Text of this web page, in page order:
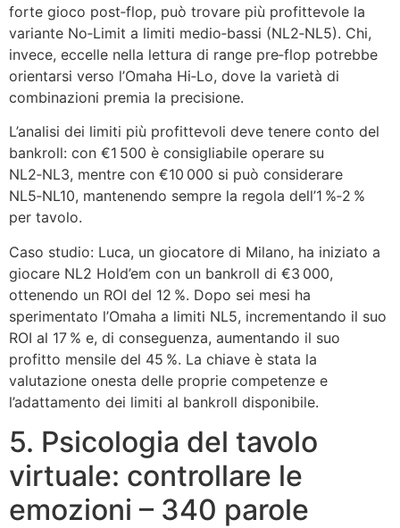
forte gioco post‑flop, può trovare più profittevole la
variante No‑Limit a limiti medio‑bassi (NL2‑NL5). Chi,
invece, eccelle nella lettura di range pre‑flop potrebbe
orientarsi verso l’Omaha Hi‑Lo, dove la varietà di
combinazioni premia la precisione.
L’analisi dei limiti più profittevoli deve tenere conto del
bankroll: con €1 500 è consigliabile operare su
NL2‑NL3, mentre con €10 000 si può considerare
NL5‑NL10, mantenendo sempre la regola dell’1 %‑2 %
per tavolo.
Caso studio: Luca, un giocatore di Milano, ha iniziato a
giocare NL2 Hold’em con un bankroll di €3 000,
ottenendo un ROI del 12 %. Dopo sei mesi ha
sperimentato l’Omaha a limiti NL5, incrementando il suo
ROI al 17 % e, di conseguenza, aumentando il suo
profitto mensile del 45 %. La chiave è stata la
valutazione onesta delle proprie competenze e
l’adattamento dei limiti al bankroll disponibile.
5. Psicologia del tavolo
virtuale: controllare le
emozioni – 340 parole